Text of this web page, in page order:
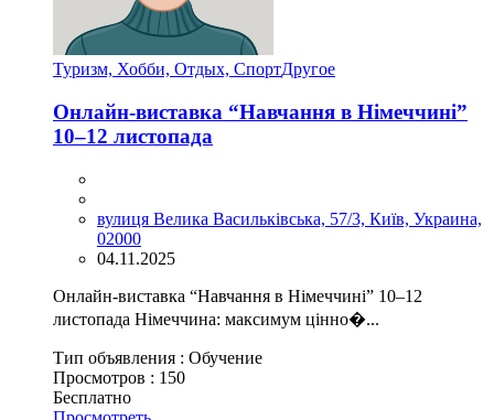
Туризм, Хобби, Отдых, СпортДругое
Онлайн-виставка “Навчання в Німеччині”
10–12 листопада
вулиця Велика Васильківська, 57/3, Київ, Украина,
02000
04.11.2025
Онлайн-виставка “Навчання в Німеччині” 10–12
листопада Німеччина: максимум цінно�...
Тип объявления : Обучение
Просмотров : 150
Бесплатно